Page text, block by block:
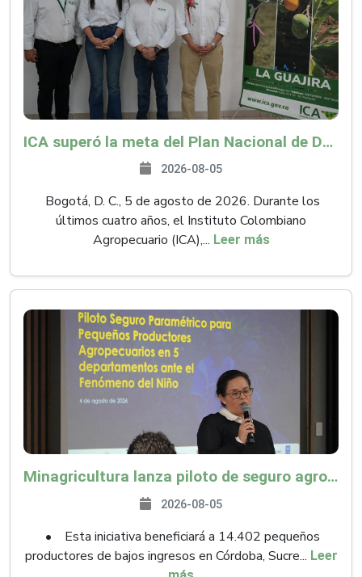
ICA superó la meta del Plan Nacional de Desarrollo y abrió 61 mercados internacionales
2026-08-05
Bogotá, D. C., 5 de agosto de 2026. Durante los
últimos cuatro años, el Instituto Colombiano
Agropecuario (ICA),... Leer más
Minagricultura lanza piloto de seguro agropecuario por $9.625 millones para proteger a más de 14.000 pequeños productores contra riesgos del Fenómeno de El Niño
2026-08-05
• Esta iniciativa beneficiará a 14.402 pequeños
productores de bajos ingresos en Córdoba, Sucre... Leer